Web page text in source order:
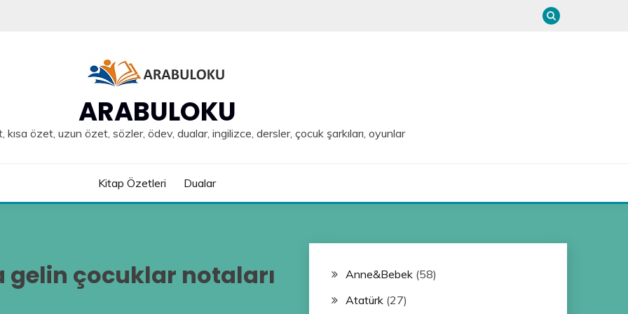
ARABULOKU
özet, uzun özet, sözler, ödev, dualar, ingilizce, dersler, çocuk şarkıları, oyunlar
Kitap Özetleri Dualar
çocuklar notaları Anne&Bebek(58)
Atatürk(27)